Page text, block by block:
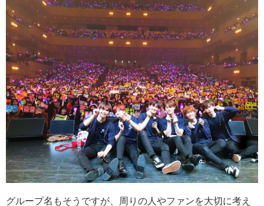
グループ名もそうですが、周りの人やファンを大切に考え